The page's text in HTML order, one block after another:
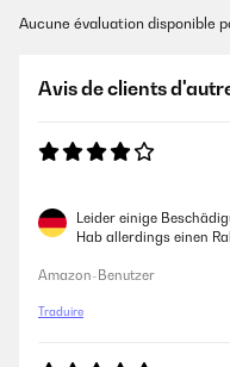
Aucune évaluation disponible
Avis de clients
Leider einige
Hab allerdings einen
Amazon-Benutzer
Traduire